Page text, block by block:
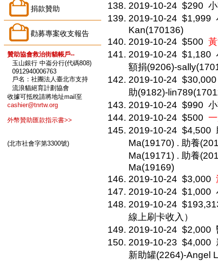
捐款贊助
勸募專案收支報告
贊助協會救治街貓帳戶--
玉山銀行 中崙分行(代碼808)
0912940006763
戶名：社團法人臺北市支持
流浪貓絕育計劃協會
收據可抵稅請將地址mail至
cashier@tnrtw.org
外幣贊助匯款指示書>>
(北市社會字第3300號)
2019-10-24 $290
2019-10-24 $1,999
Kan(170136)
2019-10-24 $500
2019-10-24 $1,180
額捐(9206)-
2019-10-24 $30,000
助(9182)-
2019-10-24 $990
2019-10-24 $500
2019-10-24 $4,500
Ma(19170) . 助養
Ma(19171) . 助養
Ma(19169)
2019-10-24 $3,000
2019-10-24 $1,000
2019-10-24
線上刷卡收入）
2019-10-24 $2,000
2019-10-23 $4,000
新助罐(2264)-Angel